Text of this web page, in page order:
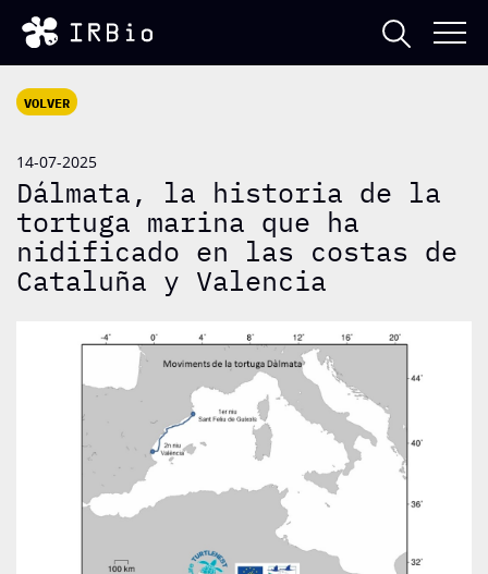
VOLVER
14-07-2025
Dálmata, la historia de la
tortuga marina que ha
nidificado en las costas de
Cataluña y Valencia